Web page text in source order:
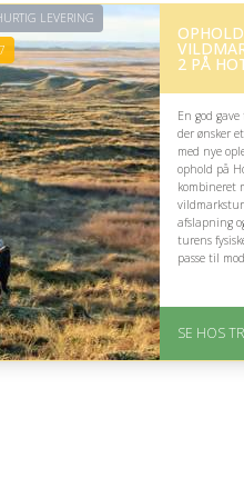
LEVERING
2 PÅ
En god
der ønsker
med nye
ophold på
kombineret
afslapning
turens
passe til
På lager
SE HOS